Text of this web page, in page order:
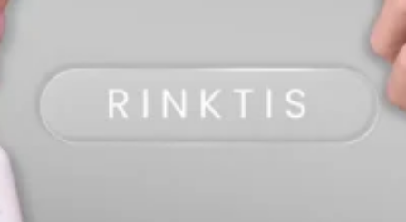
Rewards“